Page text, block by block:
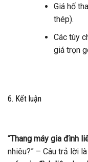
Giá hố
thép).
Các tùy
giá trọn
6. Kết luận
“Thang máy gia đình
nhiêu?” – Câu trả lời